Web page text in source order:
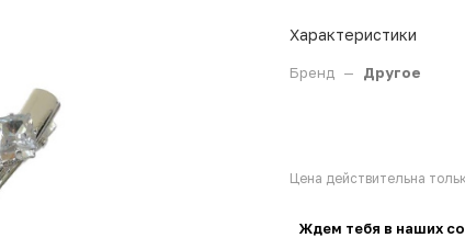
Характеристики
Бренд — Другое
Цена действительна
Ждем тебя в наших